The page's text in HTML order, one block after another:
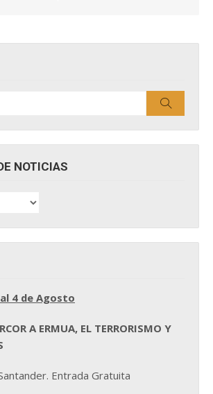
NOTICIAS
4 de Agosto
A ERMUA, EL TERRORISMO Y
Entrada Gratuita